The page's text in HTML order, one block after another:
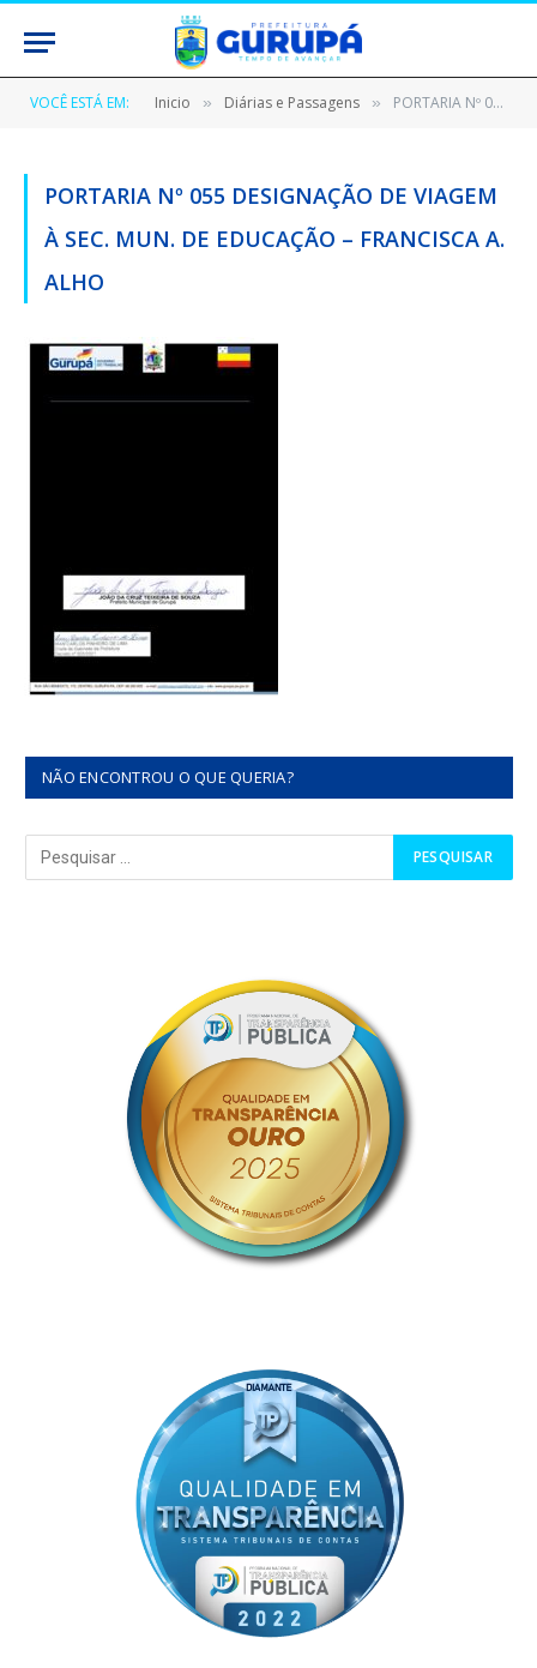
VOCÊ ESTÁ EM: Inicio » Diárias e Passagens » PORTARIA Nº 055 DESIGNAÇÃO DE VIAGEM À SEC. MUN. DE EDUCAÇÃO – FRANCISCA A. ALHO
PORTARIA Nº 055 DESIGNAÇÃO DE VIAGEM
À SEC. MUN. DE EDUCAÇÃO – FRANCISCA A.
ALHO
NÃO ENCONTROU O QUE QUERIA?